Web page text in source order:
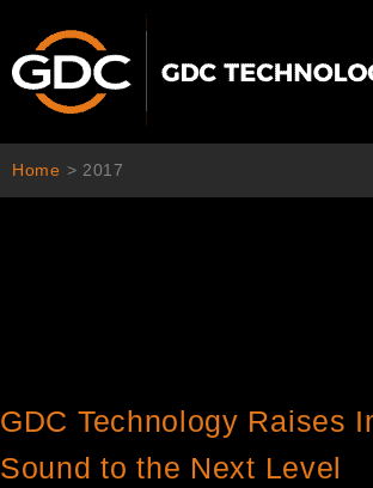
を
ッ
プ
Home > 2017
GDC Technology Raises
Sound to the Next Level